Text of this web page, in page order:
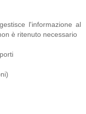
l'informazione al
è ritenuto necessario